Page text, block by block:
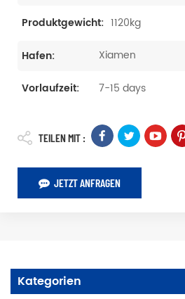
Produktgewicht: 1120kg
Hafen: Xiamen
Vorlaufzeit: 7-15 days
TEILEN MIT :
JETZT ANFRAGEN
Kategorien